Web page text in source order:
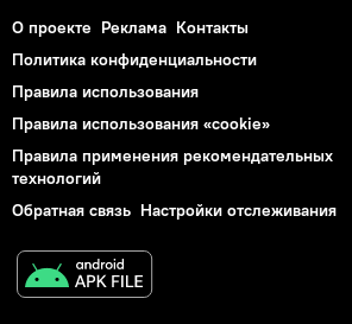
О проекте Реклама Контакты
Политика конфиденциальности
Правила использования
Правила использования «cookie»
Правила применения рекомендательных
технологий
Обратная связь Настройки отслеживания